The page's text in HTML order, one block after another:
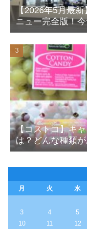
【2026年5月最
ニュー完全版！
気メニューも写
【コストコ】キ
は？どんな種類
月 火 水
3
4 5
10
11 12